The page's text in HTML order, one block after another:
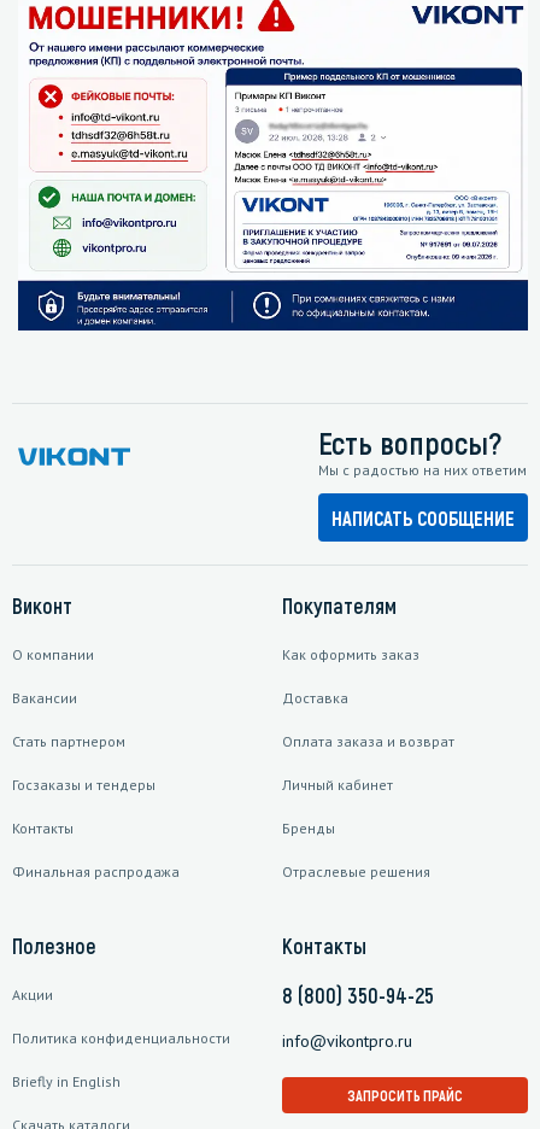
Есть вопросы?
Мы с радостью на них ответим
НАПИСАТЬ СООБЩЕНИЕ
Виконт
О компании
Вакансии
Стать партнером
Госзаказы и тендеры
Контакты
Финальная распродажа
Покупателям
Как оформить заказ
Доставка
Оплата заказа и возврат
Личный кабинет
Бренды
Отраслевые решения
Полезное
Акции
Политика конфиденциальности
Briefly in English
Скачать каталоги
Контакты
8 (800) 350-94-25
info@vikontpro.ru
ЗАПРОСИТЬ ПРАЙС